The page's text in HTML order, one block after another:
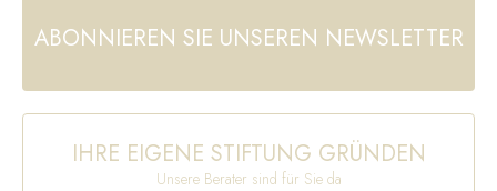
ABONNIEREN SIE UNSEREN NEWSLETTER
IHRE EIGENE STIFTUNG GRÜNDEN
Unsere Berater sind für Sie da